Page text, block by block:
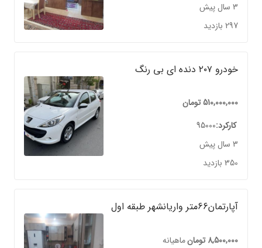
3 سال پیش
297 بازدید
خودرو ۲۰۷ دنده ای بی رنگ
510,000,000تومان
کارکرد 95000
3 سال پیش
350 بازدید
آپارتمان66متر واریانشهر طبقه اول
8,500,000 تومانماهیانه